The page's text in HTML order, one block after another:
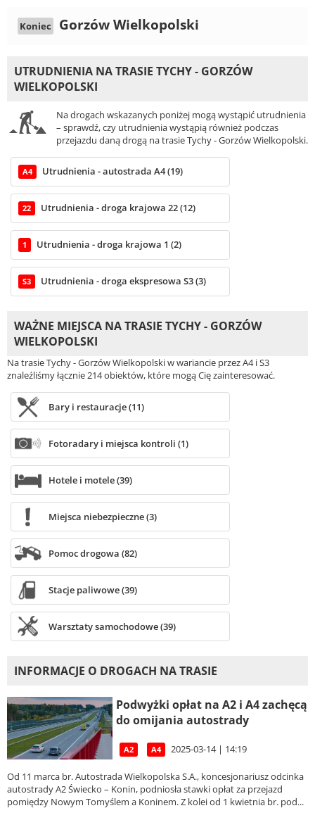
Koniec Gorzów Wielkopolski
UTRUDNIENIA NA TRASIE TYCHY - GORZÓW
WIELKOPOLSKI
Na drogach wskazanych poniżej mogą wystąpić utrudnienia
– sprawdź, czy utrudnienia wystąpią również podczas
przejazdu daną drogą na trasie Tychy - Gorzów Wielkopolski.
A4 Utrudnienia - autostrada A4 (19)
22 Utrudnienia - droga krajowa 22 (12)
1 Utrudnienia - droga krajowa 1 (2)
S3 Utrudnienia - droga ekspresowa S3 (3)
WAŻNE MIEJSCA NA TRASIE TYCHY - GORZÓW
WIELKOPOLSKI
Na trasie Tychy - Gorzów Wielkopolski w wariancie przez A4 i S3
znaleźliśmy łącznie 214 obiektów, które mogą Cię zainteresować.
Bary i restauracje (11)
Fotoradary i miejsca kontroli (1)
Hotele i motele (39)
Miejsca niebezpieczne (3)
Pomoc drogowa (82)
Stacje paliwowe (39)
Warsztaty samochodowe (39)
INFORMACJE O DROGACH NA TRASIE
Podwyżki opłat na A2 i A4 zachęcą
do omijania autostrady
A2 A4 2025-03-14 | 14:19
Od 11 marca br. Autostrada Wielkopolska S.A., koncesjonariusz odcinka
autostrady A2 Świecko – Konin, podniosła stawki opłat za przejazd
pomiędzy Nowym Tomyślem a Koninem. Z kolei od 1 kwietnia br. pod...